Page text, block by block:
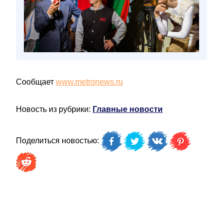
Сообщает www.metronews.ru
Новость из рубрики: Главные новости
Поделиться новостью: